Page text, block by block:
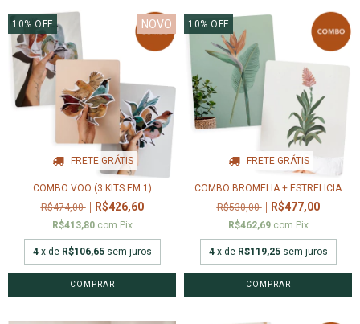
10% OFF
FRETE GRÁTIS
NOVO
COMBO VOO (3 KITS EM 1)
R$474,00
R$426,60
R$413,80 com Pix
4 x de R$106,65 sem juros
10% OFF
FRETE GRÁTIS
COMBO BROMÉLIA + ESTRELÍCIA
R$530,00
R$477,00
R$462,69 com Pix
4 x de R$119,25 sem juros